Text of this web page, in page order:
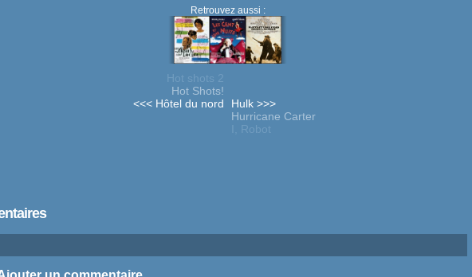
Retrouvez aussi :
Hot shots 2
Hot Shots!
<<< Hôtel du nord
Hulk >>>
Hurricane Carter
I, Robot